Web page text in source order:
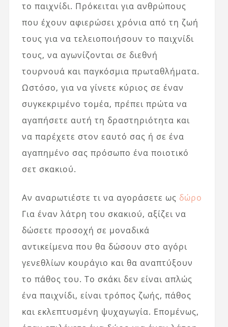
το παιχνίδι. Πρόκειται για ανθρώπους
που έχουν αφιερώσει χρόνια από τη ζωή
τους για να τελειοποιήσουν το παιχνίδι
τους, να αγωνίζονται σε διεθνή
τουρνουά και παγκόσμια πρωταθλήματα.
Ωστόσο, για να γίνετε κύριος σε έναν
συγκεκριμένο τομέα, πρέπει πρώτα να
αγαπήσετε αυτή τη δραστηριότητα και
να παρέχετε στον εαυτό σας ή σε ένα
αγαπημένο σας πρόσωπο ένα ποιοτικό
σετ σκακιού.
Αν αναρωτιέστε τι να αγοράσετε ως δώρο
Για έναν λάτρη του σκακιού, αξίζει να
δώσετε προσοχή σε μοναδικά
αντικείμενα που θα δώσουν στο αγόρι
γενεθλίων κουράγιο και θα αναπτύξουν
το πάθος του. Το σκάκι δεν είναι απλώς
ένα παιχνίδι, είναι τρόπος ζωής, πάθος
και εκλεπτυσμένη ψυχαγωγία. Επομένως,